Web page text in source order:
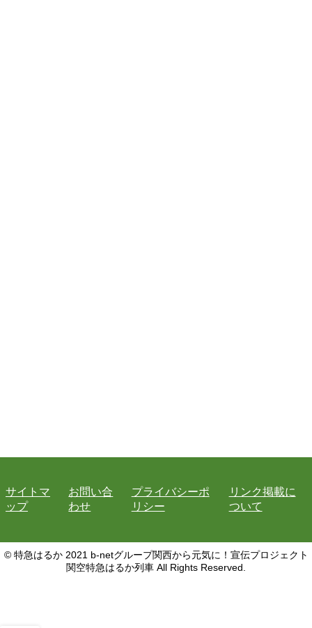
サイトマ
ップ
お問い合
わせ
プライバシーポ
リシー
リンク掲載に
ついて
© 特急はるか 2021 b-netグループ関西から元気に！宣伝プロジェクト
関空特急はるか列車 All Rights Reserved.